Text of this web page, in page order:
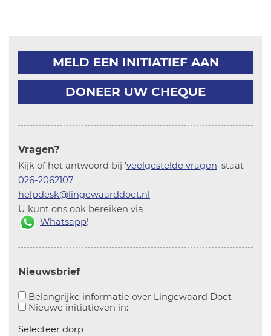
MELD EEN INITIATIEF AAN
DONEER UW CHEQUE
Vragen?
Kijk of het antwoord bij 'veelgestelde vragen' staat
026-2062107
helpdesk@lingewaarddoet.nl
U kunt ons ook bereiken via
Whatsapp!
Nieuwsbrief
Belangrijke informatie over Lingewaard Doet
Nieuwe initiatieven in:Aanvinken om informatie over
Selecteer dorp